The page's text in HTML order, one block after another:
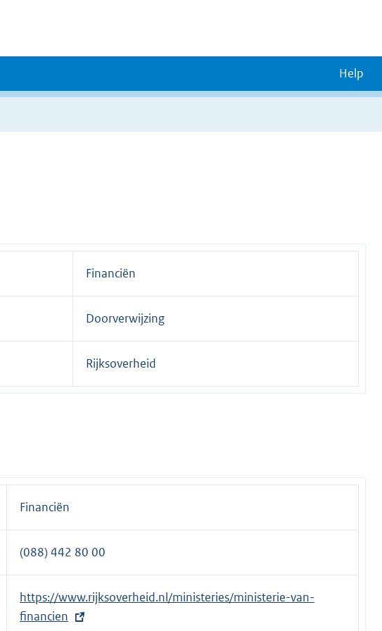
Help
Financiën
Doorverwijzing
Rijksoverheid
Financiën
(088) 442 80 00
E
x
https://www.rijksoverheid.nl/ministeries/ministerie-van-
financien